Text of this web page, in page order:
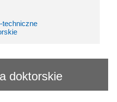
techniczne
doktorskie